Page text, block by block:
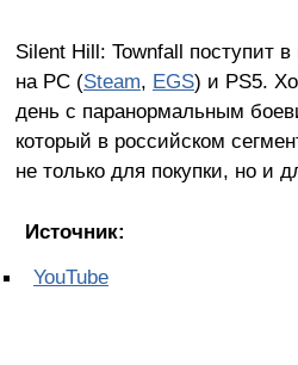
Silent Hill: Townfall поступит
на PC (Steam, EGS) и PS5.
день с паранормальным
который в российском
не только для покупки, но и
Источник:
YouTube